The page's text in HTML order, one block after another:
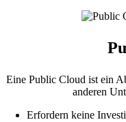
Eine Public Cloud ist ein
anderen
Erfordern keine